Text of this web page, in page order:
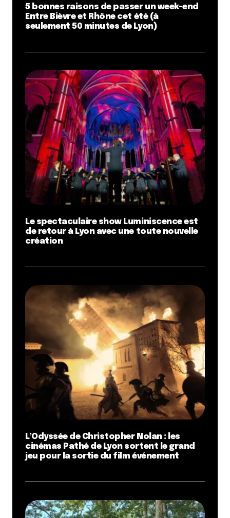
5 bonnes raisons de passer un week-end
Entre Bièvre et Rhône cet été (à
seulement 50 minutes de Lyon)
Le spectaculaire show Luminiscence est
de retour à Lyon avec une toute nouvelle
création
L’Odyssée de Christopher Nolan : les
cinémas Pathé de Lyon sortent le grand
jeu pour la sortie du film événement